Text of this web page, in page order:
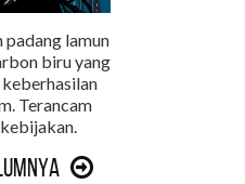
lamun
biru yang
Terancam